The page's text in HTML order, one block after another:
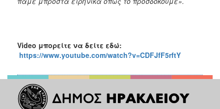
Video μπορείτε να δείτε εδώ:
https://www.youtube.com/watch?v=CDFJfF5rftY